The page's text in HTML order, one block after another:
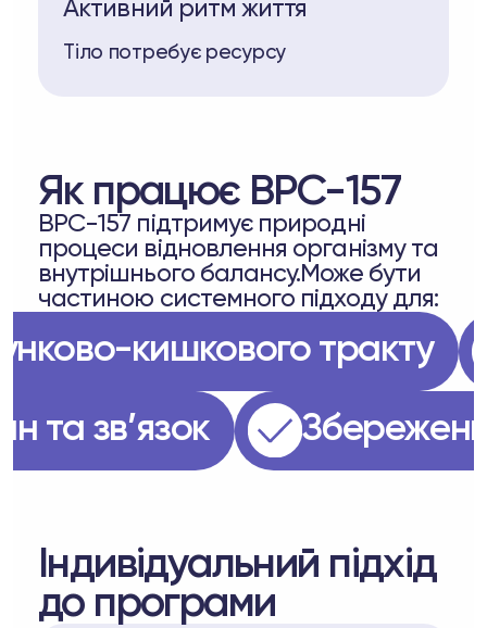
Активний ритм життя
Тіло потребує ресурсу
Як працює BPC-157
BPC-157 підтримує природні
процеси відновлення організму та
внутрішнього балансу.Може бути
частиною системного підходу для:
кишкового тракту
та зв’язок
Індивідуальний підхід
до програми